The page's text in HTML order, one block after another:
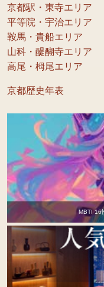
京都駅・東寺エリア
平等院・宇治エリア
鞍馬・貴船エリア
山科・醍醐寺エリア
高尾・栂尾エリア
京都歴史年表
MBTI 16